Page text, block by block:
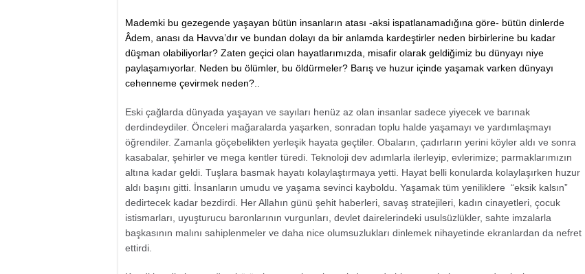
Mademki bu gezegende yaşayan bütün insanların atası -aksi ispatlanamadığına göre- bütün dinlerde
Âdem, anası da Havva’dır ve bundan dolayı da bir anlamda kardeştirler neden birbirlerine bu kadar
düşman olabiliyorlar? Zaten geçici olan hayatlarımızda, misafir olarak geldiğimiz bu dünyayı niye
paylaşamıyorlar. Neden bu ölümler, bu öldürmeler? Barış ve huzur içinde yaşamak varken dünyayı
cehenneme çevirmek neden?..
Eski çağlarda dünyada yaşayan ve sayıları henüz az olan insanlar sadece yiyecek ve barınak
derdindeydiler. Önceleri mağaralarda yaşarken, sonradan toplu halde yaşamayı ve yardımlaşmayı
öğrendiler. Zamanla göçebelikten yerleşik hayata geçtiler. Obaların, çadırların yerini köyler aldı ve sonra
kasabalar, şehirler ve mega kentler türedi. Teknoloji dev adımlarla ilerleyip, evlerimize; parmaklarımızın
altına kadar geldi. Tuşlara basmak hayatı kolaylaştırmaya yetti. Hayat belli konularda kolaylaşırken huzur
aldı başını gitti. İnsanların umudu ve yaşama sevinci kayboldu. Yaşamak tüm yeniliklere “eksik kalsın”
dedirtecek kadar bezdirdi. Her Allahın günü şehit haberleri, savaş stratejileri, kadın cinayetleri, çocuk
istismarları, uyuşturucu baronlarının vurgunları, devlet dairelerindeki usulsüzlükler, sahte imzalarla
başkasının malını sahiplenmeler ve daha nice olumsuzlukları dinlemek nihayetinde ekranlardan da nefret
ettirdi.